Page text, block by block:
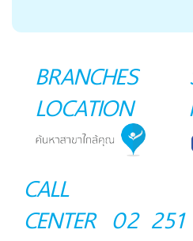
BRANCHES
LOCATION
CALL
CENTER 02